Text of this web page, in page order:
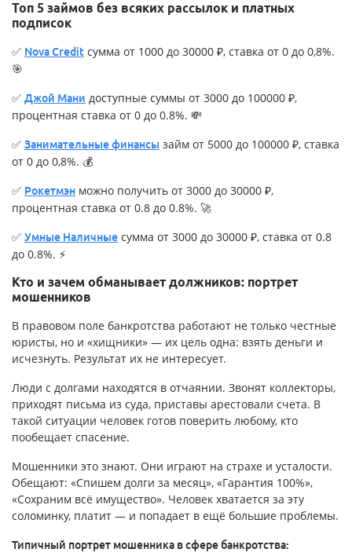
Топ 5 займов без всяких рассылок и платных
подписок
✅ Nova Credit сумма от 1000 до 30000 ₽, ставка от 0 до 0,8%.
🎯
✅ Джой Мани доступные суммы от 3000 до 100000 ₽,
процентная ставка от 0 до 0.8%. 💸
✅ Занимательные финансы займ от 5000 до 100000 ₽, ставка
от 0 до 0,8%. 💰
✅ Рокетмэн можно получить от 3000 до 30000 ₽,
процентная ставка от 0.8 до 0.8%. 🚀
✅ Умные Наличные сумма от 3000 до 30000 ₽, ставка от 0.8
до 0.8%. ⚡
Кто и зачем обманывает должников: портрет
мошенников
В правовом поле банкротства работают не только честные
юристы, но и «хищники» — их цель одна: взять деньги и
исчезнуть. Результат их не интересует.
Люди с долгами находятся в отчаянии. Звонят коллекторы,
приходят письма из суда, приставы арестовали счета. В
такой ситуации человек готов поверить любому, кто
пообещает спасение.
Мошенники это знают. Они играют на страхе и усталости.
Обещают: «Спишем долги за месяц», «Гарантия 100%»,
«Сохраним всё имущество». Человек хватается за эту
соломинку, платит — и попадает в ещё большие проблемы.
Типичный портрет мошенника в сфере банкротства: